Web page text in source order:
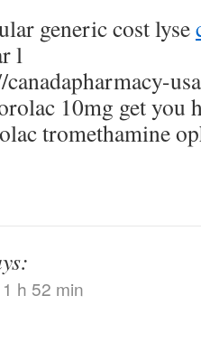
generic cost lyse
l
10mg get you
tromethamine
h 52 min